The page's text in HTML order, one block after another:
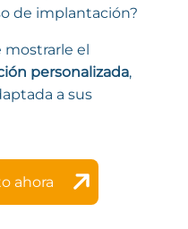
de implantación?
mostrarle el
personalizada,
a sus
ahora